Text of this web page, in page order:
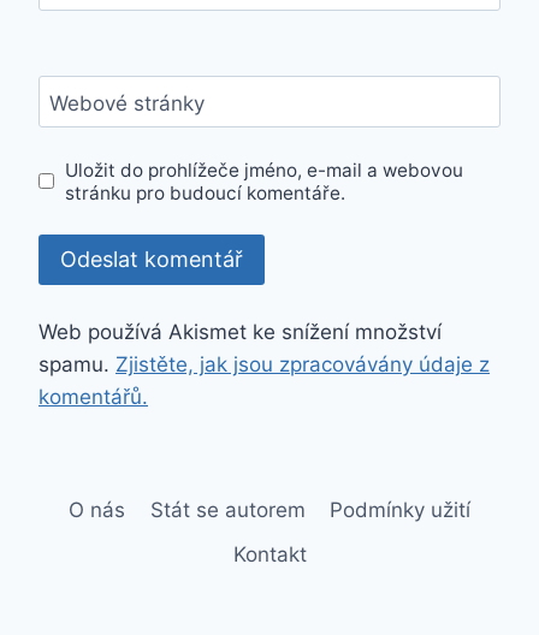
Webové stránky
Uložit do prohlížeče jméno, e-mail a webovou
stránku pro budoucí komentáře.
Web používá Akismet ke snížení množství
spamu. Zjistěte, jak jsou zpracovávány údaje z
komentářů.
O nás Stát se autorem
Podmínky užití
Kontakt